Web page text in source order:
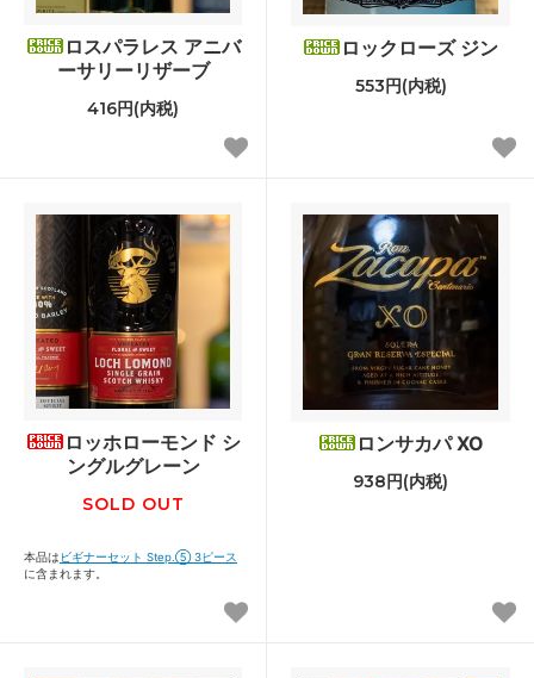
ロスパラレス アニバ
ーサリーリザーブ
416円(内税)
ロックローズ ジン
553円(内税)
ロッホローモンド シ
ングルグレーン
SOLD OUT
本品は ビギナーセット Step.⑤ 3ピース
に含まれます。
ロンサカパ XO
938円(内税)